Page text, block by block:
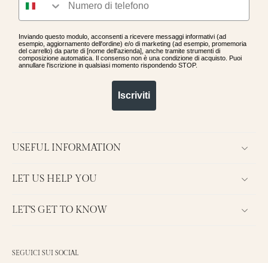
Inviando questo modulo, acconsenti a ricevere messaggi informativi (ad
esempio, aggiornamento dell'ordine) e/o di marketing (ad esempio, promemoria
del carrello) da parte di [nome dell'azienda], anche tramite strumenti di
composizione automatica. Il consenso non è una condizione di acquisto. Puoi
annullare l'iscrizione in qualsiasi momento rispondendo STOP.
Iscriviti
USEFUL INFORMATION
LET US HELP YOU
LET'S GET TO KNOW
SEGUICI SUI SOCIAL